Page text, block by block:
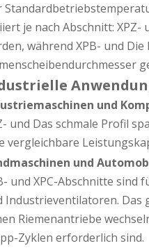
je nach Abschnitt:
während XPB- und
und
und Das schmale Profil
vergleichbare
und
und XPC-Abschnitte
Industrieventilatoren. Das
Riemenantriebe
Zyklen erforderlich sind.